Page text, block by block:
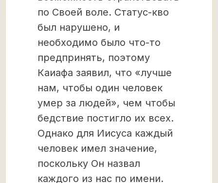
по Своей воле. Статус-кво
был нарушено, и
необходимо было что-то
предпринять, поэтому
Каиафа заявил, что «лучше
нам, чтобы один человек
умер за людей», чем чтобы
бедствие постигло их всех.
Однако для Иисуса каждый
человек имел значение,
поскольку Он назвал
каждого из нас по имени.